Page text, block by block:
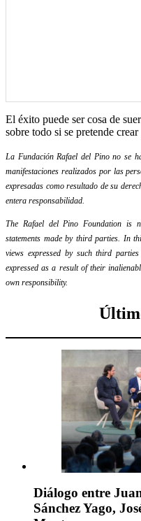
El éxito puede ser cosa de
sobre todo si se pretende crear
La Fundación Rafael del Pino no se
manifestaciones realizados por las
expresadas como resultado de su
entera responsabilidad.
The Rafael del Pino Foundation is
statements made by third parties. In
views expressed by such third
expressed as a result of their
own responsibility.
Diálogo entre
Sánchez Yago,